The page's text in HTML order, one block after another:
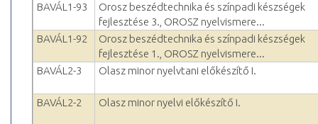
BAVÁL1-93
Orosz beszédtechnika és színpadi készségek
fejlesztése 3., OROSZ nyelvismere...
BAVÁL1-92
Orosz beszédtechnika és színpadi készségek
fejlesztése 1., OROSZ nyelvismere...
BAVÁL2-3
Olasz minor nyelvtani előkészítő I.
BAVÁL2-2 Olasz minor nyelvi előkészítő I.